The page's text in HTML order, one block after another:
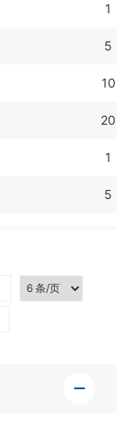
1
5
10
20
1
5